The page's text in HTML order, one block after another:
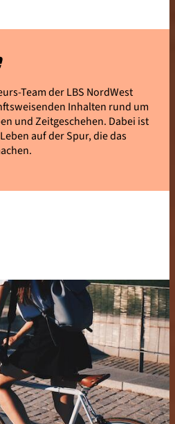
Team der LBS NordWest
Inhalten rund um
und Zeitgeschehen. Dabei ist
auf der Spur, die das